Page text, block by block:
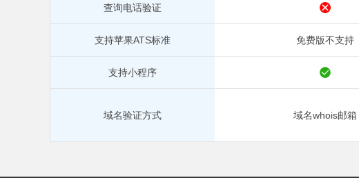
查询电话验证
支持苹果ATS标准 免费版不支持
支持小程序
域名验证方式 域名whois邮箱